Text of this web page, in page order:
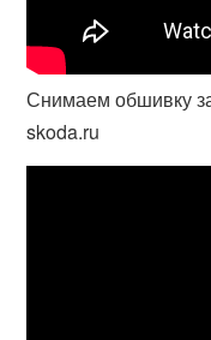
Снимаем обшивку
skoda.ru